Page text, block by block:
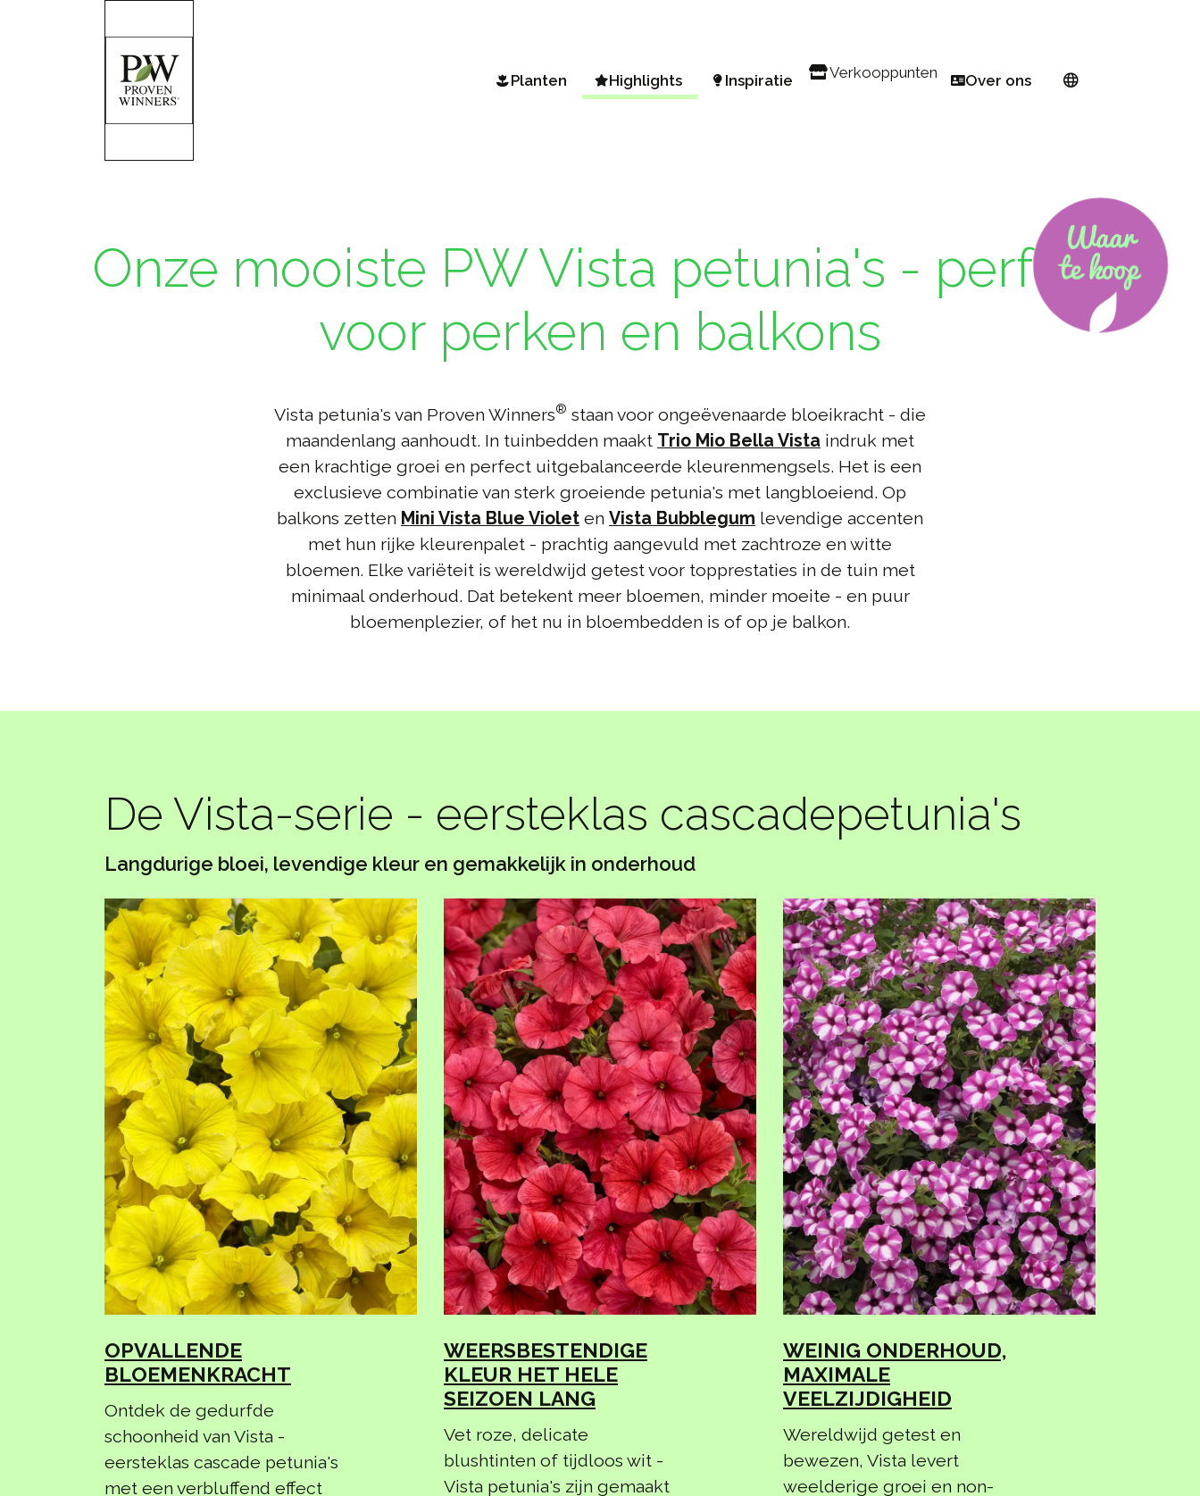
Planten Highlights
Hydrangea Arborescens
Inspiratie
Eenvoudige bloembedden
Herfst favorieten
Verkooppunten Over ons
Word ambassadeur
Onze mooiste PW Vista petunia's - perfect
voor perken en balkons
Vista petunia's van Proven Winners® staan voor ongeëvenaarde bloeikracht - die
maandenlang aanhoudt. In tuinbedden maakt Trio Mio Bella Vista indruk met
een krachtige groei en perfect uitgebalanceerde kleurenmengsels. Het is een
exclusieve combinatie van sterk groeiende petunia's met langbloeiend. Op
balkons zetten Mini Vista Blue Violet en Vista Bubblegum levendige accenten
met hun rijke kleurenpalet - prachtig aangevuld met zachtroze en witte
bloemen. Elke variëteit is wereldwijd getest voor topprestaties in de tuin met
minimaal onderhoud. Dat betekent meer bloemen, minder moeite - en puur
bloemenplezier, of het nu in bloembedden is of op je balkon.
De Vista-serie - eersteklas cascadepetunia's
Langdurige bloei, levendige kleur en gemakkelijk in onderhoud
OPVALLENDE
BLOEMENKRACHT
Ontdek de gedurfde
schoonheid van Vista -
eersteklas cascade petunia's
met een verbluffend effect
WEERSBESTENDIGE
KLEUR HET HELE
SEIZOEN LANG
Vet roze, delicate
blushtinten of tijdloos wit -
Vista petunia's zijn gemaakt
WEINIG ONDERHOUD,
MAXIMALE
VEELZIJDIGHEID
Wereldwijd getest en
bewezen, Vista levert
weelderige groei en non-